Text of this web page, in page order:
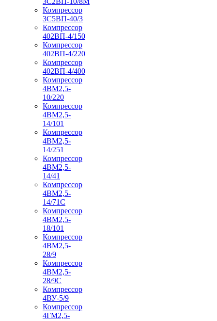
Компрессор
3С5ВП-40/3
Компрессор
402ВП-4/150
Компрессор
402ВП-4/220
Компрессор
402ВП-4/400
Компрессор
4ВМ2,5-
10/220
Компрессор
4ВМ2,5-
14/101
Компрессор
4ВМ2,5-
14/251
Компрессор
4ВМ2,5-
14/41
Компрессор
4ВМ2,5-
14/71C
Компрессор
4ВМ2,5-
18/101
Компрессор
4ВМ2,5-
28/9
Компрессор
4ВМ2,5-
28/9С
Компрессор
4ВУ-5/9
Компрессор
4ГМ2,5-